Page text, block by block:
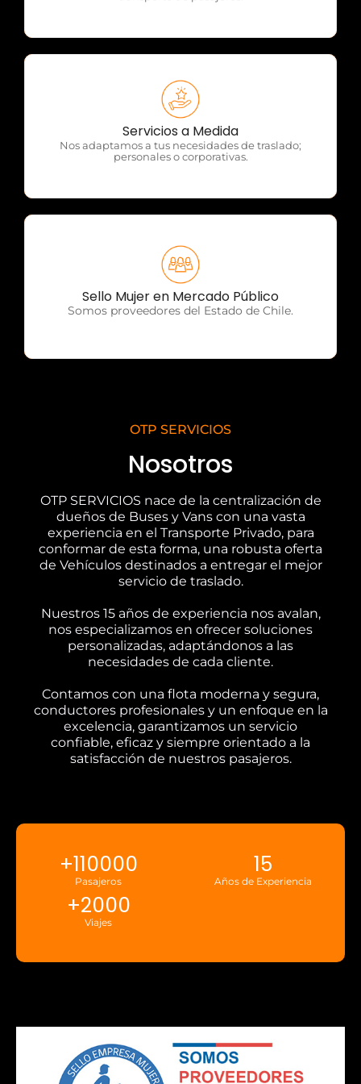
Servicios a Medida
Nos adaptamos a tus necesidades de traslado;
personales o corporativas.
OTP Servicios
Sello Mujer en Mercado Público
Somos proveedores del Estado de Chile.
OTP Servicios
OTP SERVICIOS
Nosotros
OTP SERVICIOS nace de la centralización de
dueños de Buses y Vans con una vasta
experiencia en el Transporte Privado, para
conformar de esta forma, una robusta oferta
de Vehículos destinados a entregar el mejor
servicio de traslado.
Nuestros 15 años de experiencia nos avalan,
nos especializamos en ofrecer soluciones
personalizadas, adaptándonos a las
necesidades de cada cliente.
Contamos con una flota moderna y segura,
conductores profesionales y un enfoque en la
excelencia, garantizamos un servicio
confiable, eficaz y siempre orientado a la
satisfacción de nuestros pasajeros.
Pasajeros
+110000
Años de Experiencia
15
Viajes
+2000